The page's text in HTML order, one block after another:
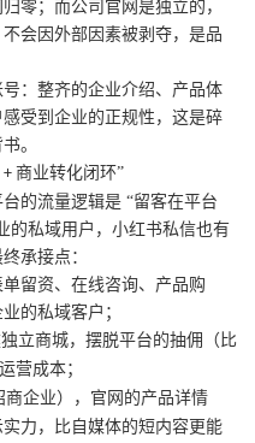
零；而公司官网是独立的，
会因外部因素被剥夺，是品
：整齐的企业介绍、产品体
受到企业的正规性，这是碎
。
+ 商业转化闭环”
的流量逻辑是 “留客在平台
的私域用户，小红书私信也有
承接点：
留资、在线咨询、产品购
的私域客户；
立商城，摆脱平台的抽佣（比
营成本；
企业），官网的产品详情
力，比自媒体的短内容更能